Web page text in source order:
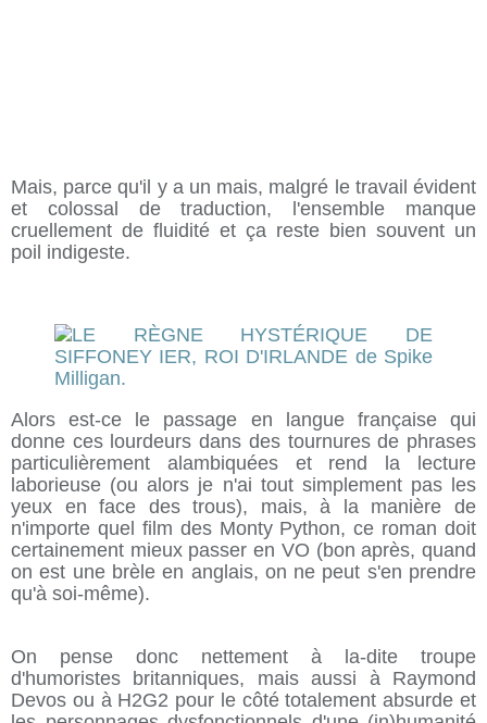
Mais, parce qu'il y a un mais, malgré le travail évident
et colossal de traduction, l'ensemble manque
cruellement de fluidité et ça reste bien souvent un
poil indigeste.
Alors est-ce le passage en langue française qui
donne ces lourdeurs dans des tournures de phrases
particulièrement alambiquées et rend la lecture
laborieuse (ou alors je n'ai tout simplement pas les
yeux en face des trous), mais, à la manière de
n'importe quel film des Monty Python, ce roman doit
certainement mieux passer en VO (bon après, quand
on est une brèle en anglais, on ne peut s'en prendre
qu'à soi-même).
On pense donc nettement à la-dite troupe
d'humoristes britanniques, mais aussi à Raymond
Devos ou à H2G2 pour le côté totalement absurde et